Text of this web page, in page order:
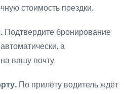
стоимость поездки.
Подтвердите бронирование
а
вашу почту.
По прилёту водитель ждёт